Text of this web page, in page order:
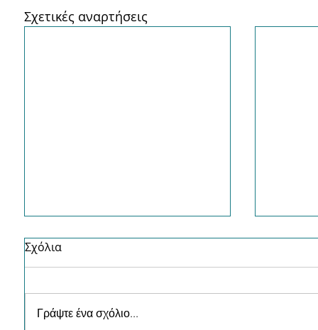
Σχετικές αναρτήσεις
Σχόλια
Γράψτε ένα σχόλιο...